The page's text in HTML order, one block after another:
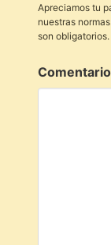
Apreciamos tu
nuestras
son obligatorios.
Comentario